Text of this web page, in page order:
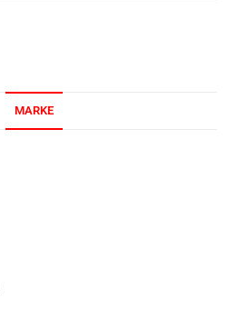
MARKE